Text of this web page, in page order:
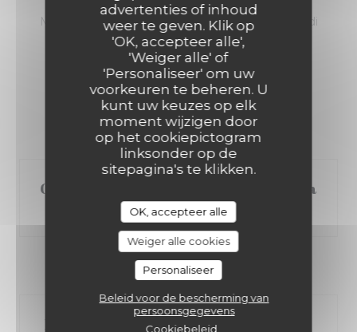
advertenties of inhoud
weer te geven. Klik op
'OK, accepteer alle',
'Weiger alle' of
'Personaliseer' om uw
voorkeuren te beheren. U
kunt uw keuzes op elk
moment wijzigen door
op het cookiepictogram
linksonder op de
sitepagina's te klikken.
OK, accepteer alle
Weiger alle cookies
Personaliseer
Beleid voor de bescherming van
persoonsgegevens
Cookiebeleid
Menu disponible pour le diner et le dimanche midi
39,00 EUR
Gaspacho de petit pois , crème de ricotta
citronnée , crumble de parmesan
*******
Retour de Pêche, polenta croustillante,
MADEMOISELLE 10